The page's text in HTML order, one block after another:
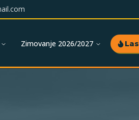
Zimovanje 2026/2027